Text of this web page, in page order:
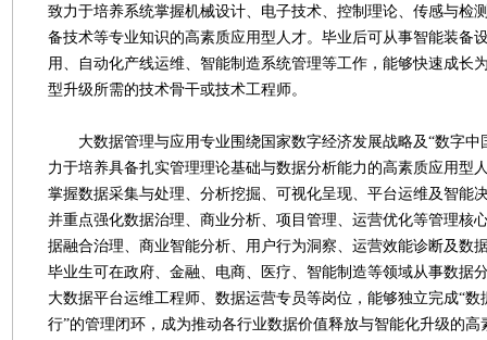
致力于培养系统掌握机械设计、电子技术、控制理论、传感与检
备技术等专业知识的高素质应用型人才。毕业后可从事智能装备
用、自动化产线运维、智能制造系统管理等工作，能够快速成长
型升级所需的技术骨干或技术工程师。
大数据管理与应用专业围绕国家数字经济发展战略及“数字中
力于培养具备扎实管理理论基础与数据分析能力的高素质应用型
掌握数据采集与处理、分析挖掘、可视化呈现、平台运维及智能
并重点强化数据治理、商业分析、项目管理、运营优化等管理核
据融合治理、商业智能分析、用户行为洞察、运营效能诊断及数
毕业生可在政府、金融、电商、医疗、智能制造等领域从事数据
大数据平台运维工程师、数据运营专员等岗位，能够独立完成“
行”的管理闭环，成为推动各行业数据价值释放与智能化升级的高